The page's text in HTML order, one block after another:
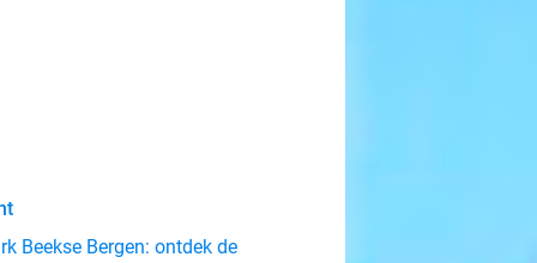
Beekse Bergen: ontdek de